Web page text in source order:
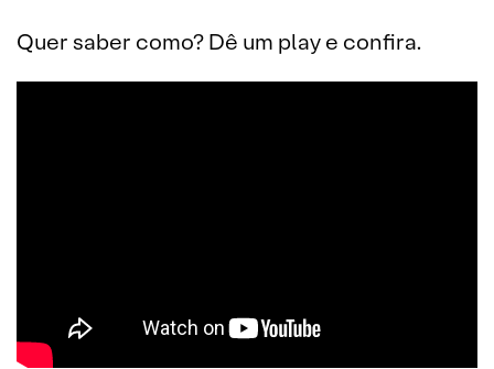
Quer saber como? Dê um play e confira.